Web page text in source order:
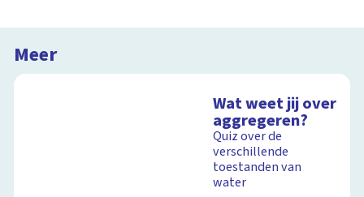
Meer
Wat weet jij over
aggregeren?
Quiz over de
verschillende
toestanden van
water